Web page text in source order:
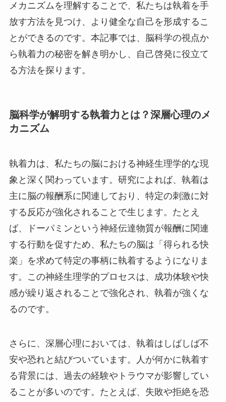
メカニズムを理解することで、私たちは執着を手
放す方法を見つけ、より健全な自己を形成するこ
とができるのです。本記事では、脳科学の視点か
ら執着力の秘密を解き明かし、自己啓発に役立て
る方法を探ります。
脳科学が解明する執着力とは？深層心理のメ
カニズム
執着力は、私たちの脳における神経生理学的な現
象と深く関わっています。研究によれば、執着は
主に脳の報酬系に関連しており、特定の刺激に対
する反応が強化されることで生じます。たとえ
ば、ドーパミンという神経伝達物質が報酬に関連
する行動を促すため、私たちの脳は「得られる快
楽」を求めて特定の事柄に執着するようになりま
す。この神経生理学的プロセスは、成功体験や快
感が繰り返されることで強化され、執着が強くな
るのです。
さらに、深層心理においては、執着はしばしば不
安や恐れと結びついています。人が何かに執着す
る背景には、過去の経験やトラウマが影響してい
ることが多いのです。たとえば、失敗や拒絶を恐